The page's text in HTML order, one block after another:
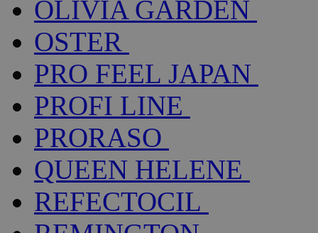
OLIVIA GARDEN
OSTER
PRO FEEL JAPAN
PROFI LINE
PRORASO
QUEEN HELENE
REFECTOCIL